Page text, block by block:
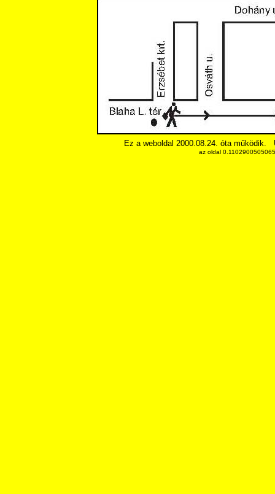
Ez a weboldal 2000.08.24. óta működik.
az oldal